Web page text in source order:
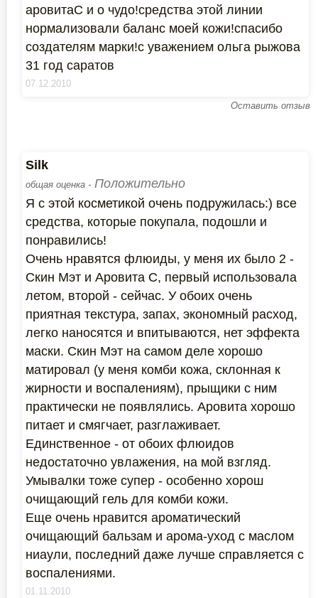
аровитаС и о чудо!cредства этой линии
нормализовали баланс моей кожи!спасибо
создателям марки!с уважением ольга рыжова
31 год саратов
07.12.2010
Оставить отзыв
Silk
общая оценка - Положительно
Я с этой косметикой очень подружилась:) все
средства, которые покупала, подошли и
понравились!
Очень нравятся флюиды, у меня их было 2 -
Скин Мэт и Аровита С, первый использовала
летом, второй - сейчас. У обоих очень
приятная текстура, запах, экономный расход,
легко наносятся и впитываются, нет эффекта
маски. Скин Мэт на самом деле хорошо
матировал (у меня комби кожа, склонная к
жирности и воспалениям), прыщики с ним
практически не появлялись. Аровита хорошо
питает и смягчает, разглаживает.
Единственное - от обоих флюидов
недостаточно увлажения, на мой взгляд.
Умывалки тоже супер - особенно хорош
очищающий гель для комби кожи.
Еще очень нравится ароматический
очищающий бальзам и арома-уход с маслом
ниаули, последний даже лучше справляется с
воспалениями.
01.11.2010